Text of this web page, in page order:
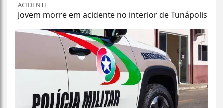
ACIDENTE
Jovem morre em acidente no interior de Tunápolis